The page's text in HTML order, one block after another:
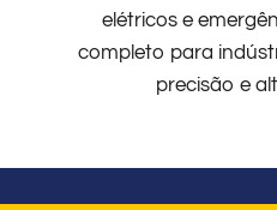
elétricos e
completo para
precisão e